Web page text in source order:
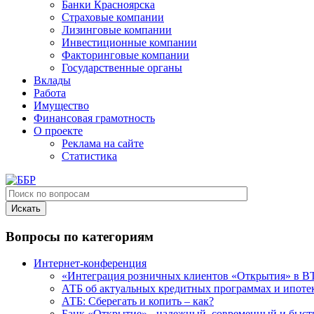
Банки Красноярска
Страховые компании
Лизинговые компании
Инвестиционные компании
Факторинговые компании
Государственные органы
Вклады
Работа
Имущество
Финансовая грамотность
О проекте
Реклама на сайте
Статистика
Вопросы по категориям
Интернет-конференция
«Интеграция розничных клиентов «Открытия» в
АТБ об актуальных кредитных программах и
АТБ: Сберегать и копить – как?